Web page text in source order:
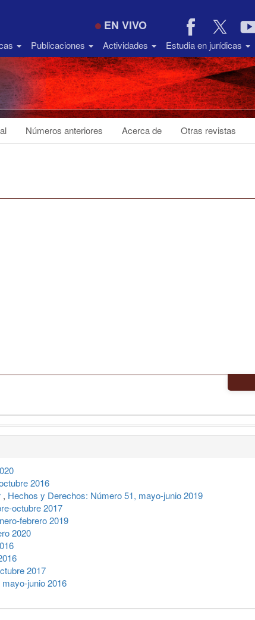
EN VIVO
Publicaciones Actividades Estudia en jurídicas
Números anteriores Acerca de Otras revistas
2016
, Hechos y Derechos: Número 51, mayo-junio 2019
octubre 2017
febrero 2019
2020
2017
junio 2016